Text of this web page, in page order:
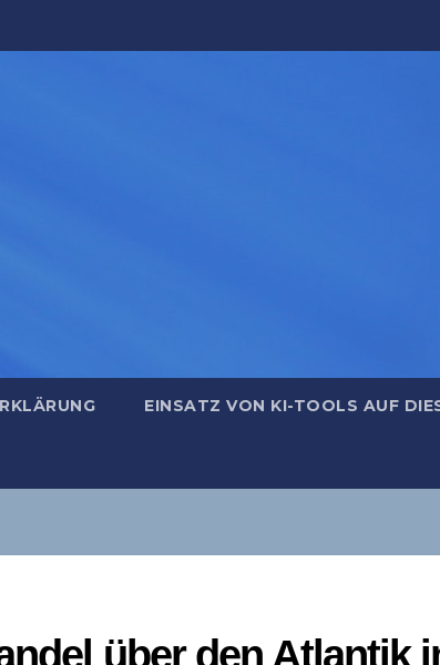
EINSATZ VON KI-TOOLS AUF
über den Atlantik